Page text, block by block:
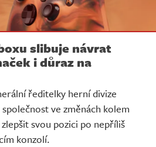
slibuje návrat
i důraz na
ředitelky herní divize
ve změnách kolem
svou pozici po nepříliš
konzolí.